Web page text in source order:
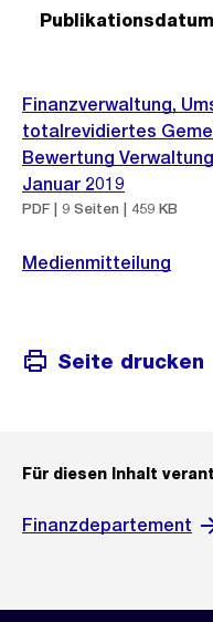
Publikationsdatum
Finanzverwaltung,
totalrevidiertes
Bewertung
Januar 2019
PDF | 9 Seiten | 459 KB
Medienmitteilung
Seite drucken
Für diesen Inhalt
Finanzdepartement